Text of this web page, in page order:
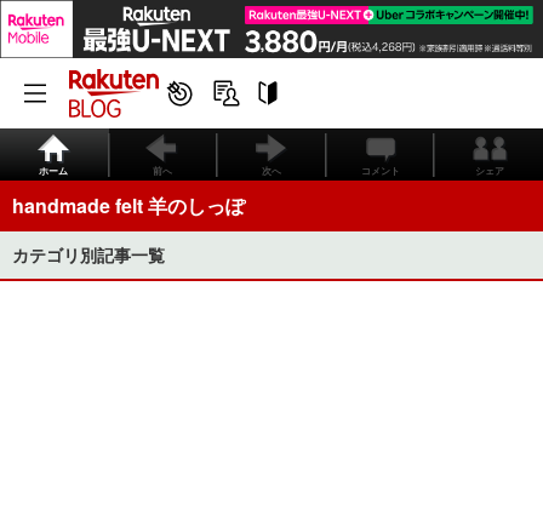
ホーム 前へ 次へ コメント シェア
handmade felt 羊のしっぽ
カテゴリ別記事一覧